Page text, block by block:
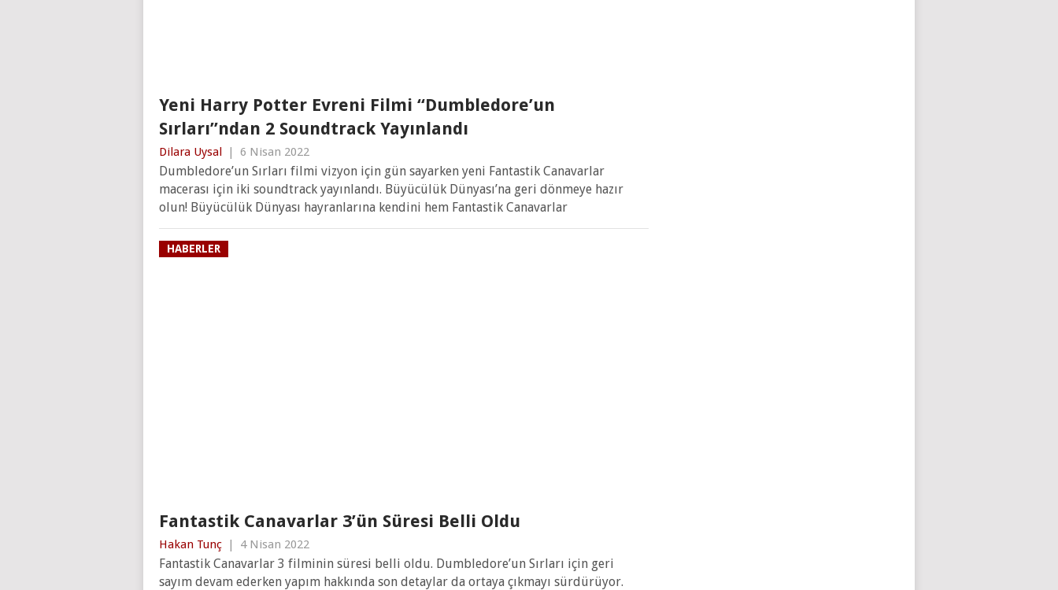
Yeni Harry Potter Evreni Filmi “Dumbledore’un
Sırları”ndan 2 Soundtrack Yayınlandı
Dilara Uysal 6 Nisan 2022
Dumbledore’un Sırları filmi vizyon için gün sayarken yeni Fantastik Canavarlar
macerası için iki soundtrack yayınlandı. Büyücülük Dünyası’na geri dönmeye hazır
olun! Büyücülük Dünyası hayranlarına kendini hem Fantastik Canavarlar
HABERLER
Fantastik Canavarlar 3’ün Süresi Belli Oldu
Hakan Tunç | 4 Nisan 2022
Fantastik Canavarlar 3 filminin süresi belli oldu. Dumbledore’un Sırları için geri
sayım devam ederken yapım hakkında son detaylar da ortaya çıkmayı sürdürüyor.